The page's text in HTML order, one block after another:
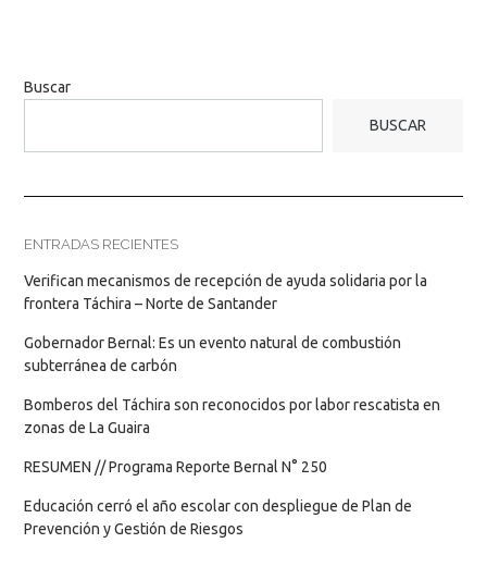
Buscar
BUSCAR
ENTRADAS RECIENTES
Verifican mecanismos de recepción de ayuda solidaria por la
frontera Táchira – Norte de Santander
Gobernador Bernal: Es un evento natural de combustión
subterránea de carbón
Bomberos del Táchira son reconocidos por labor rescatista en
zonas de La Guaira
RESUMEN // Programa Reporte Bernal N° 250
Educación cerró el año escolar con despliegue de Plan de
Prevención y Gestión de Riesgos